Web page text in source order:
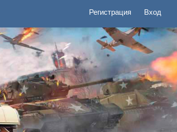
Регистрация Вход